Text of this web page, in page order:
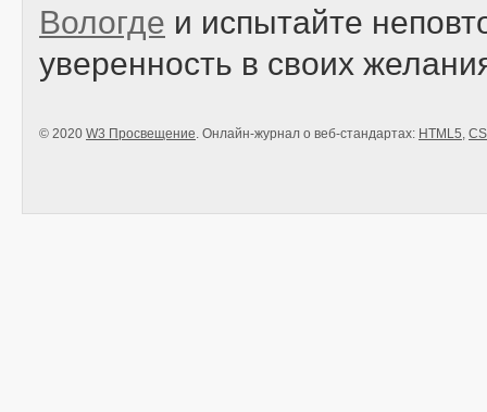
Вологде и испытайте
уверенность в своих
© 2020 W3 Просвещение . Онлайн-журнал о веб-стандартах: HTML5